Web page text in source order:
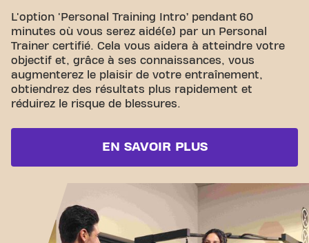
L'option 'Personal Training Intro’ pendant 60
minutes où vous serez aidé(e) par un Personal
Trainer certifié. Cela vous aidera à atteindre votre
objectif et, grâce à ses connaissances, vous
augmenterez le plaisir de votre entraînement,
obtiendrez des résultats plus rapidement et
réduirez le risque de blessures.
EN SAVOIR PLUS